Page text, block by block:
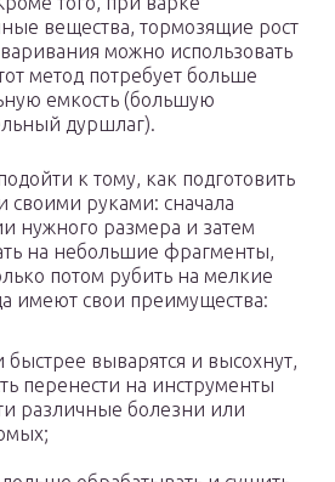
вещества, тормозящие рост
можно использовать
метод потребует больше
емкость (большую
дуршлаг).
к тому, как подготовить
своими руками: сначала
нужного размера и затем
на небольшие фрагменты,
потом рубить на мелкие
имеют свои преимущества:
быстрее выварятся и высохнут,
перенести на инструменты
различные болезни или